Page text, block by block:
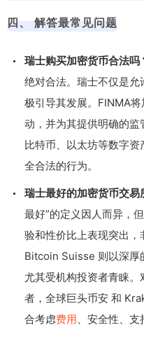
四、 解答最常见问题
瑞士购买加密货币合法吗
绝对合法。瑞士不仅是
极引导其发展。FINMA
动，并为其提供明确的
比特币、以太坊等数字
全合法的行为。
瑞士最好的加密货币交易
最好”的定义因人而异，
验和性价比上表现突出，
Bitcoin Suisse 则以深厚
尤其受机构投资者青睐
者，全球巨头币安 和
合考虑费用、安全性、支